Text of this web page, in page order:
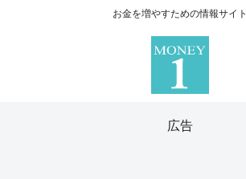
お金を増やすための情報サイト
広告